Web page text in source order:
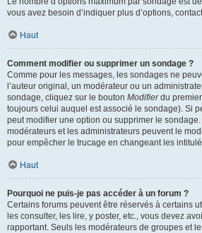
vous avez besoin d’indiquer plus d’options,
Haut
Comment modifier ou supprimer un sondage ?
Comme pour les messages, les sondages ne
l’auteur original, un modérateur ou un
sondage, cliquez sur le bouton Modifierdu premier
toujours celui auquel est associé le sondage). Si
peut modifier une option ou supprimer le
modérateurs et les administrateurs peuvent le
pour empêcher le trucage en changeant les
Haut
Pourquoi ne puis-je pas accéder à un forum ?
Certains forums peuvent être réservés à certains
les consulter, les lire, y poster, etc., vous devez
rapportant. Seuls les modérateurs de groupes et